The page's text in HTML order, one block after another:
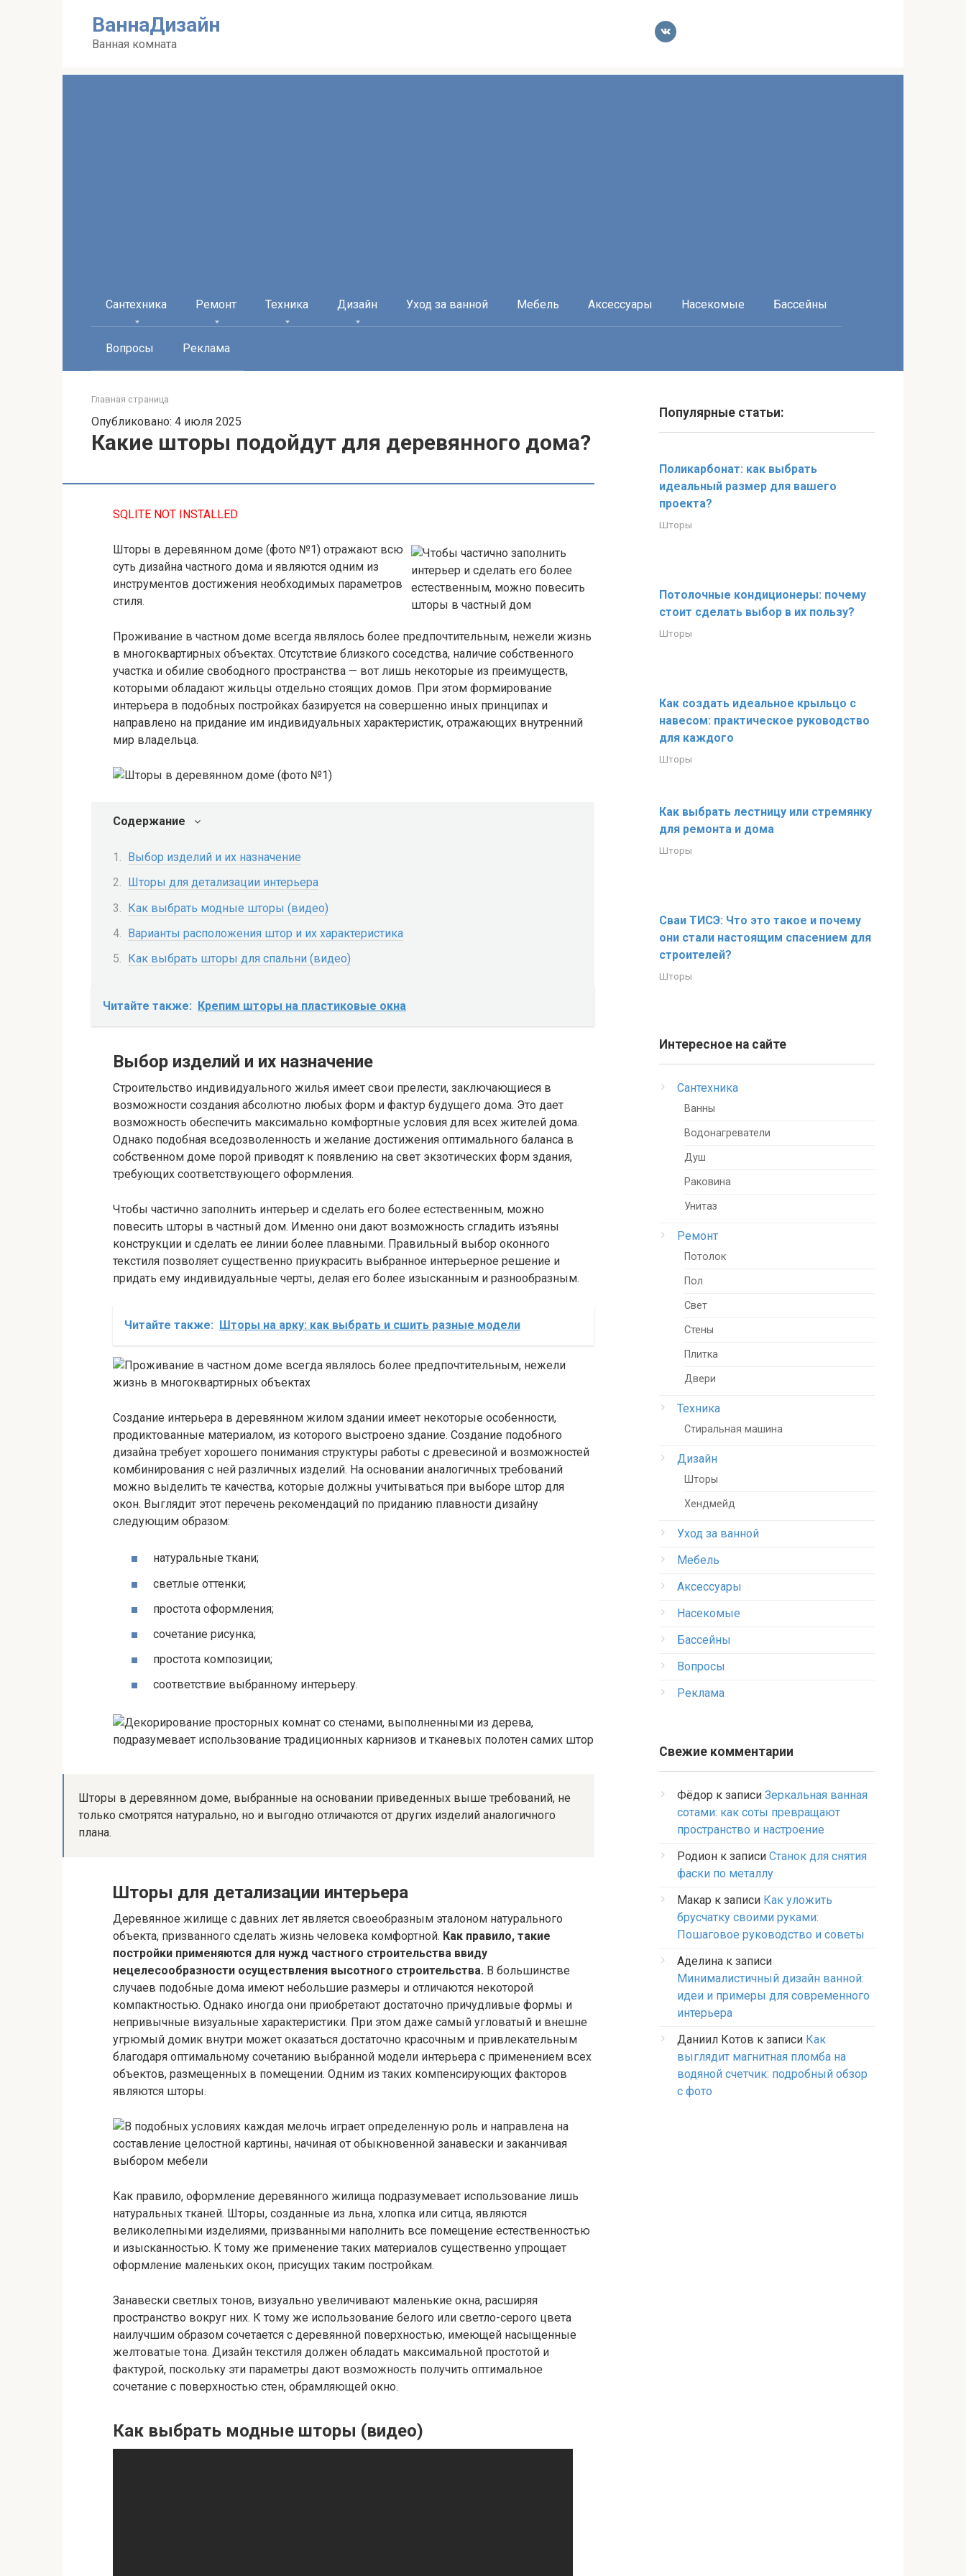
ВаннаДизайн
Ванная комната
Сантехника Ремонт Техника Дизайн Уход за ванной Мебель Аксессуары Насекомые Бассейны
Вопросы Реклама
Главная страница
Опубликовано: 4 июля 2025
Какие шторы подойдут для деревянного дома?
SQLITE NOT INSTALLED
Шторы в деревянном доме (фото №1) отражают всю
суть дизайна частного дома и являются одним из
инструментов достижения необходимых параметров
стиля.
Проживание в частном доме всегда являлось более предпочтительным, нежели жизнь
в многоквартирных объектах. Отсутствие близкого соседства, наличие собственного
участка и обилие свободного пространства — вот лишь некоторые из преимуществ,
которыми обладают жильцы отдельно стоящих домов. При этом формирование
интерьера в подобных постройках базируется на совершенно иных принципах и
направлено на придание им индивидуальных характеристик, отражающих внутренний
мир владельца.
Содержание
Выбор изделий и их назначение
Шторы для детализации интерьера
Как выбрать модные шторы (видео)
Варианты расположения штор и их характеристика
Как выбрать шторы для спальни (видео)
Читайте также: Крепим шторы на пластиковые окна
Выбор изделий и их назначение
Строительство индивидуального жилья имеет свои прелести, заключающиеся в
возможности создания абсолютно любых форм и фактур будущего дома. Это дает
возможность обеспечить максимально комфортные условия для всех жителей дома.
Однако подобная вседозволенность и желание достижения оптимального баланса в
собственном доме порой приводят к появлению на свет экзотических форм здания,
требующих соответствующего оформления.
Чтобы частично заполнить интерьер и сделать его более естественным, можно
повесить шторы в частный дом. Именно они дают возможность сгладить изъяны
конструкции и сделать ее линии более плавными. Правильный выбор оконного
текстиля позволяет существенно приукрасить выбранное интерьерное решение и
придать ему индивидуальные черты, делая его более изысканным и разнообразным.
Читайте также: Шторы на арку: как выбрать и сшить разные модели
Создание интерьера в деревянном жилом здании имеет некоторые особенности,
продиктованные материалом, из которого выстроено здание. Создание подобного
дизайна требует хорошего понимания структуры работы с древесиной и возможностей
комбинирования с ней различных изделий. На основании аналогичных требований
можно выделить те качества, которые должны учитываться при выборе штор для
окон. Выглядит этот перечень рекомендаций по приданию плавности дизайну
следующим образом:
натуральные ткани;
светлые оттенки;
простота оформления;
сочетание рисунка;
простота композиции;
соответствие выбранному интерьеру.
Шторы в деревянном доме, выбранные на основании приведенных выше требований, не
только смотрятся натурально, но и выгодно отличаются от других изделий аналогичного
плана.
Шторы для детализации интерьера
Деревянное жилище с давних лет является своеобразным эталоном натурального
объекта, призванного сделать жизнь человека комфортной. Как правило, такие
постройки применяются для нужд частного строительства ввиду
нецелесообразности осуществления высотного строительства. В большинстве
случаев подобные дома имеют небольшие размеры и отличаются некоторой
компактностью. Однако иногда они приобретают достаточно причудливые формы и
непривычные визуальные характеристики. При этом даже самый угловатый и внешне
угрюмый домик внутри может оказаться достаточно красочным и привлекательным
благодаря оптимальному сочетанию выбранной модели интерьера с применением всех
объектов, размещенных в помещении. Одним из таких компенсирующих факторов
являются шторы.
Как правило, оформление деревянного жилища подразумевает использование лишь
натуральных тканей. Шторы, созданные из льна, хлопка или ситца, являются
великолепными изделиями, призванными наполнить все помещение естественностью
и изысканностью. К тому же применение таких материалов существенно упрощает
оформление маленьких окон, присущих таким постройкам.
Занавески светлых тонов, визуально увеличивают маленькие окна, расширяя
пространство вокруг них. К тому же использование белого или светло-серого цвета
наилучшим образом сочетается с деревянной поверхностью, имеющей насыщенные
желтоватые тона. Дизайн текстиля должен обладать максимальной простотой и
фактурой, поскольку эти параметры дают возможность получить оптимальное
сочетание с поверхностью стен, обрамляющей окно.
Как выбрать модные шторы (видео)
Популярные статьи:
Поликарбонат: как выбрать
идеальный размер для вашего
проекта?
Шторы
Потолочные кондиционеры: почему
стоит сделать выбор в их пользу?
Шторы
Как создать идеальное крыльцо с
навесом: практическое руководство
для каждого
Шторы
Как выбрать лестницу или стремянку
для ремонта и дома
Шторы
Сваи ТИСЭ: Что это такое и почему
они стали настоящим спасением для
строителей?
Шторы
Интересное на сайте
Сантехника
Ванны
Водонагреватели
Душ
Раковина
Унитаз
Ремонт
Потолок
Пол
Свет
Стены
Плитка
Двери
Техника
Стиральная машина
Дизайн
Шторы
Хендмейд
Уход за ванной
Мебель
Аксессуары
Насекомые
Бассейны
Вопросы
Реклама
Свежие комментарии
Фёдор к записи Зеркальная ванная
сотами: как соты превращают
пространство и настроение
Родион к записи Станок для снятия
фаски по металлу
Макар к записи Как уложить
брусчатку своими руками:
Пошаговое руководство и советы
Аделина к записи
Минималистичный дизайн ванной:
идеи и примеры для современного
интерьера
Даниил Котов к записи Как
выглядит магнитная пломба на
водяной счетчик: подробный обзор
с фото